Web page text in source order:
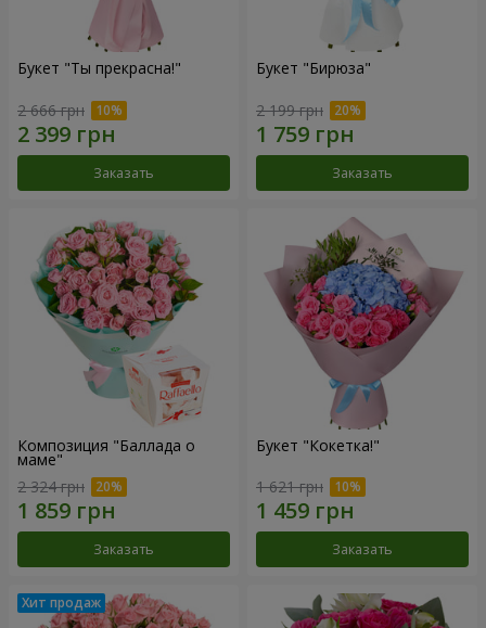
Букет "Ты прекрасна!"
2 666 грн
Заказать
Букет "Бирюза"
2 199 грн
Заказать
Композиция "Баллада о
маме"
2 324 грн
Заказать
Букет "Кокетка!"
1 621 грн
Заказать